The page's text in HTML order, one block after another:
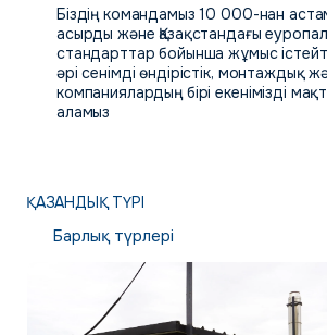
Біздің командамыз 10 000-нан
асырды және Қазақстандағы
стандарттар бойынша жұмыс
әрі сенімді өндірістік, монтаждық
компаниялардың бірі екенімізді
аламыз
ҚАЗАНДЫҚ ТҮРІ